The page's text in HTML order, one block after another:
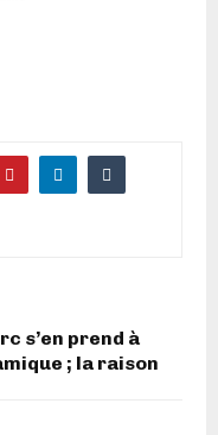
s’en prend à
; la raison